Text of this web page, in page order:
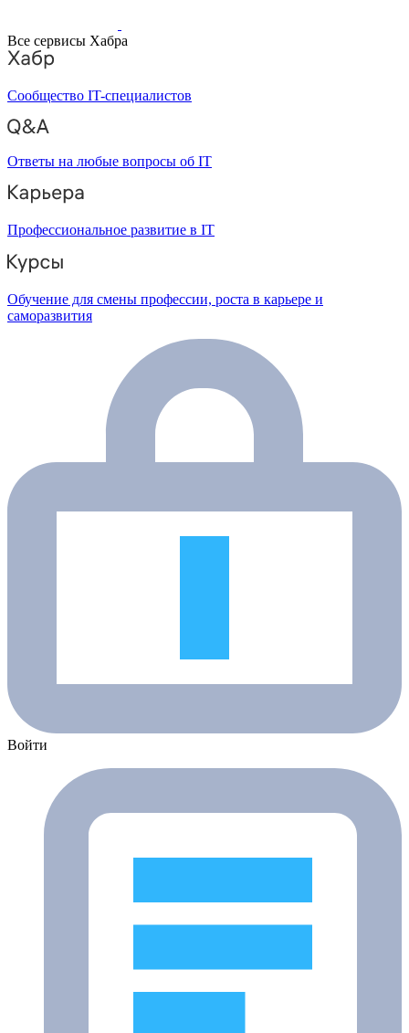
Все сервисы Хабра
Сообщество IT-специалистов
Ответы на любые вопросы об IT
Профессиональное развитие в IT
Обучение для смены профессии, роста в карьере и
саморазвития
Войти